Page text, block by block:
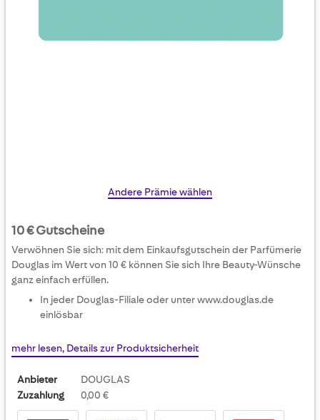
Skip
of
the
gallery
Andere Prämie wählen
10 € Gutscheine
Verwöhnen Sie sich: mit dem Einkaufsgutschein der Parfümerie
Douglas im Wert von 10 € können Sie sich Ihre Beauty-Wünsche
ganz einfach erfüllen.
In jeder Douglas-Filiale oder unter www.douglas.de
einlösbar
mehr lesen, Details zur Produktsicherheit
Anbieter
DOUGLAS
Zuzahlung
0,00 €